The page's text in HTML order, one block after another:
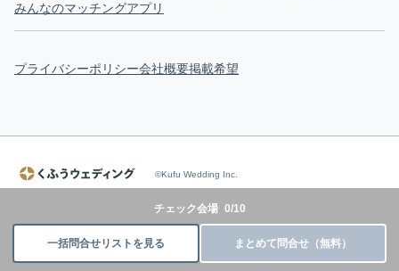
チェック会場 0/10
一括問合せリストを見る まとめて問合せ（無料）
みんなのマッチングアプリ
プライバシーポリシー会社概要掲載希望
©Kufu Wedding Inc.